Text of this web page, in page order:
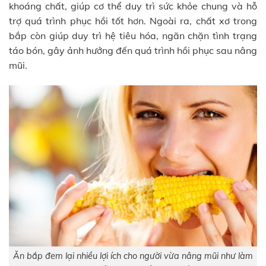
khoáng chất, giúp cơ thể duy trì sức khỏe chung và hỗ
trợ quá trình phục hồi tốt hơn. Ngoài ra, chất xơ trong
bắp còn giúp duy trì hệ tiêu hóa, ngăn chặn tình trạng
táo bón, gây ảnh hưởng đến quá trình hồi phục sau nâng
mũi.
Ăn bắp đem lại nhiều lợi ích cho người vừa nâng mũi như làm